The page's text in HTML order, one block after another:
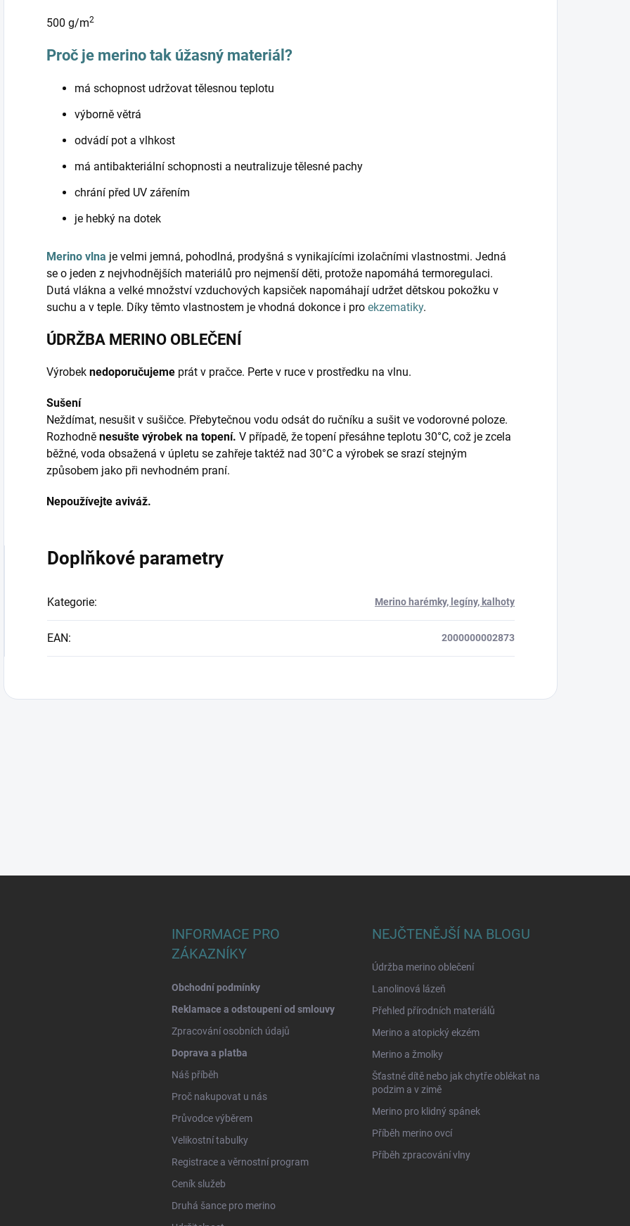
500 g/m2
Proč je merino tak úžasný materiál?
má schopnost udržovat tělesnou teplotu
výborně větrá
odvádí pot a vlhkost
má antibakteriální schopnosti a neutralizuje tělesné pachy
chrání před UV zářením
je hebký na dotek
Merino vlna je velmi jemná, pohodlná, prodyšná s vynikajícími izolačními vlastnostmi. Jedná
se o jeden z nejvhodnějších materiálů pro nejmenší děti, protože napomáhá termoregulaci.
Dutá vlákna a velké množství vzduchových kapsiček napomáhají udržet dětskou pokožku v
suchu a v teple. Díky těmto vlastnostem je vhodná dokonce i pro ekzematiky.
ÚDRŽBA MERINO OBLEČENÍ
Výrobek nedoporučujeme prát v pračce. Perte v ruce v prostředku na vlnu.
Sušení
Neždímat, nesušit v sušičce. Přebytečnou vodu odsát do ručníku a sušit ve vodorovné poloze.
Rozhodně nesušte výrobek na topení. V případě, že topení přesáhne teplotu 30°C, což je zcela
běžné, voda obsažená v úpletu se zahřeje taktéž nad 30°C a výrobek se srazí stejným
způsobem jako při nevhodném praní.
Nepoužívejte aviváž.
Doplňkové parametry
Kategorie: Merino harémky, legíny, kalhoty
EAN: 2000000002873
INFORMACE PRO
ZÁKAZNÍKY
Obchodní podmínky
Reklamace a odstoupení od smlouvy
Zpracování osobních údajů
Doprava a platba
Náš příběh
Proč nakupovat u nás
Průvodce výběrem
Velikostní tabulky
Registrace a věrnostní program
Ceník služeb
Druhá šance pro merino
NEJČTENĚJŠÍ NA BLOGU
Údržba merino oblečení
Lanolinová lázeň
Přehled přírodních materiálů
Merino a atopický ekzém
Merino a žmolky
Šťastné dítě nebo jak chytře oblékat na
podzim a v zimě
Merino pro klidný spánek
Příběh merino ovcí
Příběh zpracování vlny